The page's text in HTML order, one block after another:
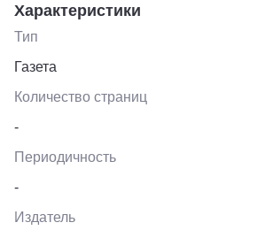
Характеристики
Тип
Газета
Количество страниц
-
Периодичность
-
Издатель